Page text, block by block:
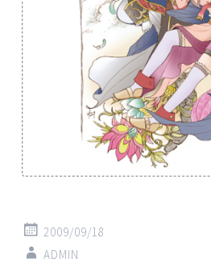
2009/09/18
ADMIN